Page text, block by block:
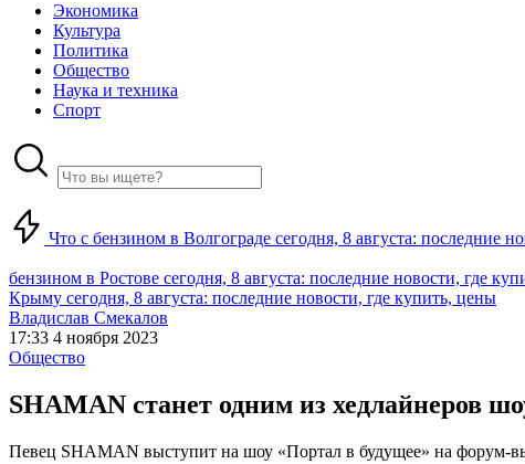
Экономика
Культура
Политика
Общество
Наука и техника
Спорт
Что с бензином в Волгограде сегодня, 8 августа: последние
бензином в Ростове сегодня, 8 августа: последние новости, где
Крыму сегодня, 8 августа: последние новости, где купить, цены
Владислав Смекалов
17:33 4 ноября 2023
Общество
SHAMAN станет одним из хедлайнеров
Певец SHAMAN выступит на шоу «Портал в будущее» на форум-